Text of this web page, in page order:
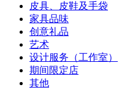
皮具、皮鞋及手袋
家具品味
创意礼品
艺术
设计服务（工作室）
期间限定店
其他